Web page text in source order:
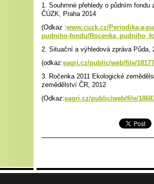
1. Souhrnné přehledy o půdním
ČÚZK, Praha 2014
(Odkaz :www.cuzk.cz/Periodika-a-
pudniho-fondu/
2. Situační a výhledová zpráva
(odkaz:eagri.cz/public/web/file/
3. Ročenka 2011 Ekologické
zemědělství ČR, 2012
(Odkaz:eagri.cz/public/web/file/